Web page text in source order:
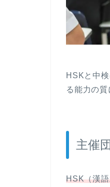
HSKと中
る能力の質
主催
HSK（漢